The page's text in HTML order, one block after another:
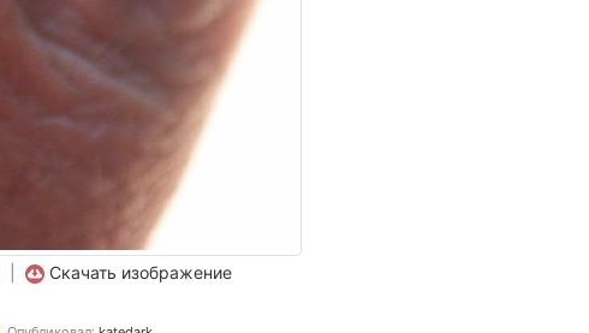
Скачать изображение